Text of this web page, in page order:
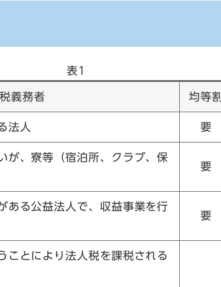
表1
義務者 均等割
法人 要
が、寮等（宿泊所、クラブ、保
要
ある公益法人で、収益事業を行
要
ことにより法人税を課税される